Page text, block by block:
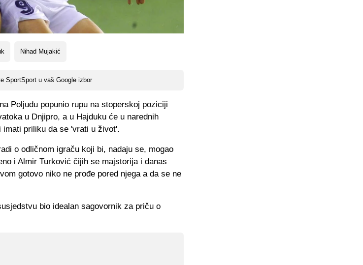
Nihad Mujakić
SportSport u vaš Google izbor
Poljudu popunio rupu na stoperskoj poziciji
u Dnjipro, a u Hajduku će u narednih
imati priliku da se 'vrati u život'.
o odličnom igraču koji bi, nadaju se, mogao
i Almir Turković čijih se majstorija i danas
gotovo niko ne prođe pored njega a da se ne
bio idealan sagovornik za priču o